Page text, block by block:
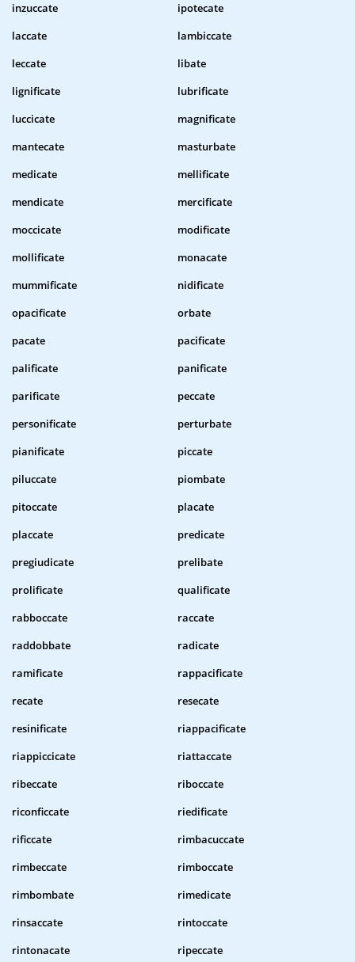
inzuccate
ipotecate
laccate
lambiccate
leccate
libate
lignificate
lubrificate
luccicate
magnificate
mantecate
masturbate
medicate
mellificate
mendicate
mercificate
moccicate
modificate
mollificate
monacate
mummificate
nidificate
opacificate
orbate
pacate
pacificate
palificate
panificate
parificate
peccate
personificate
perturbate
pianificate
piccate
piluccate
piombate
pitoccate
placate
placcate
predicate
pregiudicate
prelibate
prolificate
qualificate
rabboccate
raccate
raddobbate
radicate
ramificate
rappacificate
recate
resecate
resinificate
riappacificate
riappiccicate
riattaccate
ribeccate
riboccate
riconficcate
riedificate
rificcate
rimbacuccate
rimbeccate
rimboccate
rimbombate
rimedicate
rinsaccate
rintoccate
rintonacate
ripeccate